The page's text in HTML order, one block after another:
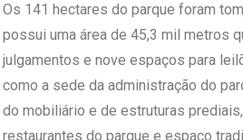
Os 141 hectares do parque foram
possui uma área de 45,3 mil metros
julgamentos e nove espaços para
como a sede da administração do
do mobiliário e de estruturas
restaurantes do parque e espaço